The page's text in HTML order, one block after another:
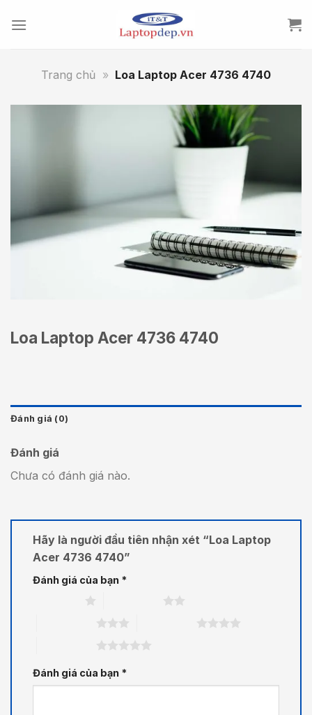
Trang chủ » Loa Laptop Acer 4736 4740
Loa Laptop Acer 4736 4740
Đánh giá (0)
Đánh giá
Chưa có đánh giá nào.
Hãy là người đầu tiên nhận xét “Loa Laptop
Acer 4736 4740”
Đánh giá của bạn *
Đánh giá của bạn *